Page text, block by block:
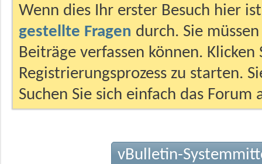
Wenn dies Ihr erster Besuch hier
gestellte Fragen durch. Sie
Beiträge verfassen können.
Registrierungsprozess zu starten.
Suchen Sie sich einfach das
vBulletin-